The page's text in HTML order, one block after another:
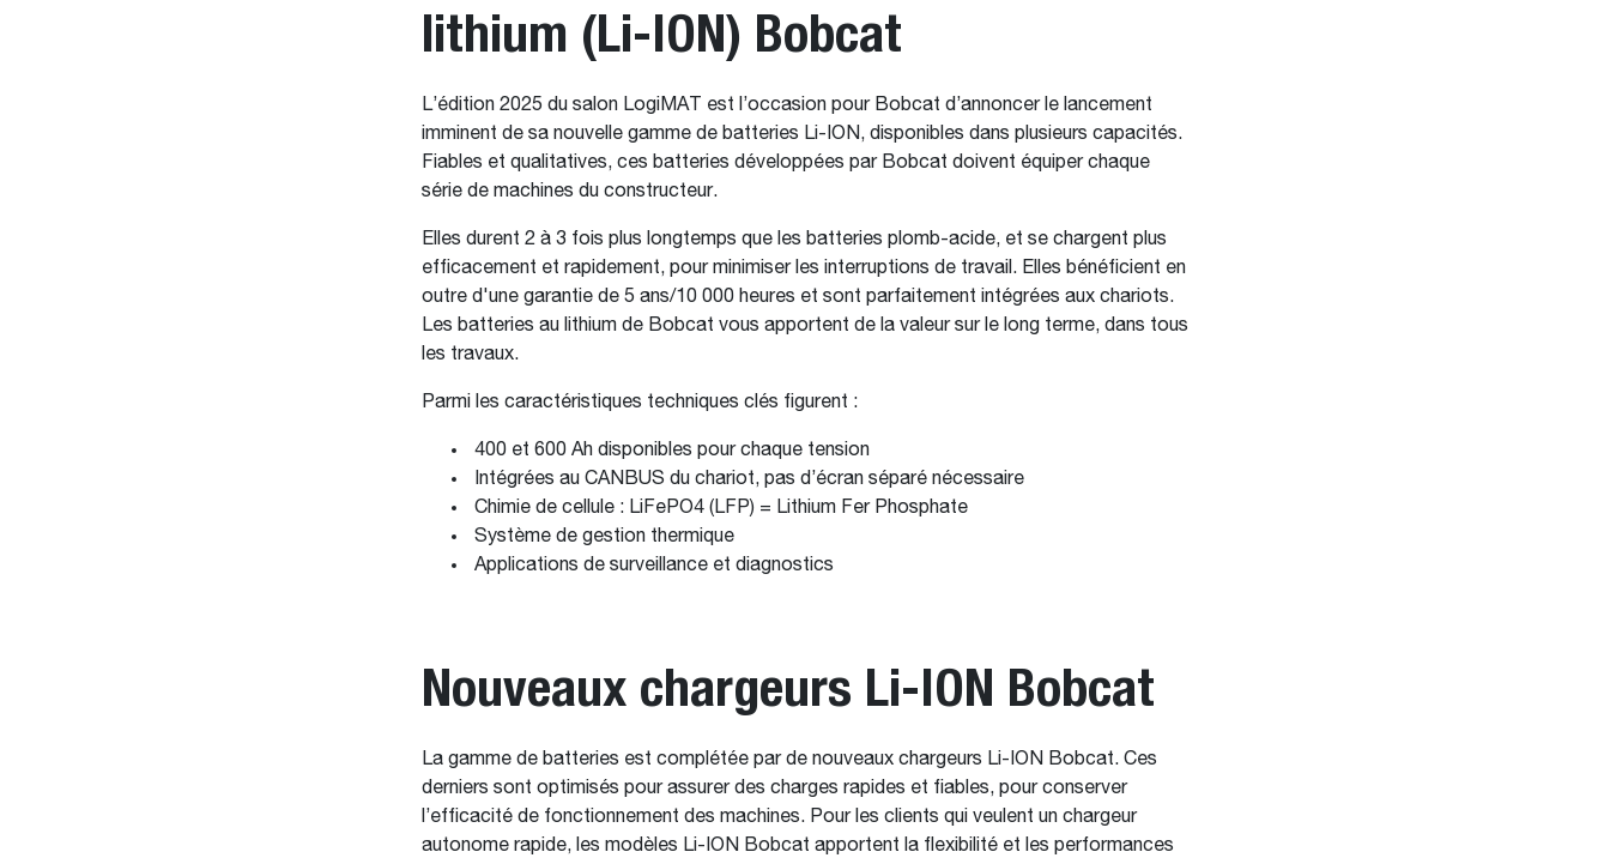
lithium (Li-ION) Bobcat
L’édition 2025 du salon LogiMAT est l’occasion pour Bobcat d’annoncer le lancement
imminent de sa nouvelle gamme de batteries Li-ION, disponibles dans plusieurs capacités.
Fiables et qualitatives, ces batteries développées par Bobcat doivent équiper chaque
série de machines du constructeur.
Elles durent 2 à 3 fois plus longtemps que les batteries plomb-acide, et se chargent plus
efficacement et rapidement, pour minimiser les interruptions de travail. Elles bénéficient en
outre d'une garantie de 5 ans/10 000 heures et sont parfaitement intégrées aux chariots.
Les batteries au lithium de Bobcat vous apportent de la valeur sur le long terme, dans tous
les travaux.
Parmi les caractéristiques techniques clés figurent :
400 et 600 Ah disponibles pour chaque tension
Intégrées au CANBUS du chariot, pas d’écran séparé nécessaire
Chimie de cellule : LiFePO4 (LFP) = Lithium Fer Phosphate
Système de gestion thermique
Applications de surveillance et diagnostics
Nouveaux chargeurs Li-ION Bobcat
La gamme de batteries est complétée par de nouveaux chargeurs Li-ION Bobcat. Ces
derniers sont optimisés pour assurer des charges rapides et fiables, pour conserver
l’efficacité de fonctionnement des machines. Pour les clients qui veulent un chargeur
autonome rapide, les modèles Li-ION Bobcat apportent la flexibilité et les performances